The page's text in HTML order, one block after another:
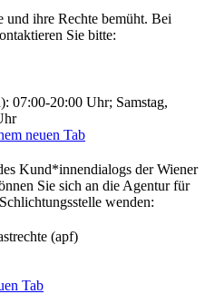
und ihre Rechte bemüht. Bei
Sie bitte:
07:00-20:00 Uhr; Samstag,
neuen Tab
Kund*innendialogs der Wiener
Sie sich an die Agentur für
wenden:
(apf)
Tab